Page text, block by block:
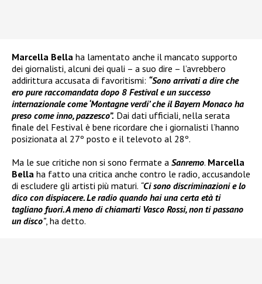
Marcella Bella ha lamentato anche il mancato supporto
dei giornalisti, alcuni dei quali – a suo dire – l’avrebbero
addirittura accusata di favoritismi: “Sono arrivati a dire che
ero pure raccomandata dopo 8 Festival e un successo
internazionale come ‘Montagne verdi’ che il Bayern Monaco ha
preso come inno, pazzesco”. Dai dati ufficiali, nella serata
finale del Festival è bene ricordare che i giornalisti l’hanno
posizionata al 27º posto e il televoto al 28º.
Ma le sue critiche non si sono fermate a Sanremo. Marcella
Bella ha fatto una critica anche contro le radio, accusandole
di escludere gli artisti più maturi. “Ci sono discriminazioni e lo
dico con dispiacere. Le radio quando hai una certa età ti
tagliano fuori. A meno di chiamarti Vasco Rossi, non ti passano
un disco”, ha detto.